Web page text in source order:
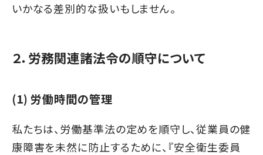
いかなる差別的な扱いもしません。
２．労務関連諸法令の順守について
(1) 労働時間の管理
私たちは、労働基準法の定めを順守し、従業員の健
康障害を未然に防止するために、『安全衛生委員